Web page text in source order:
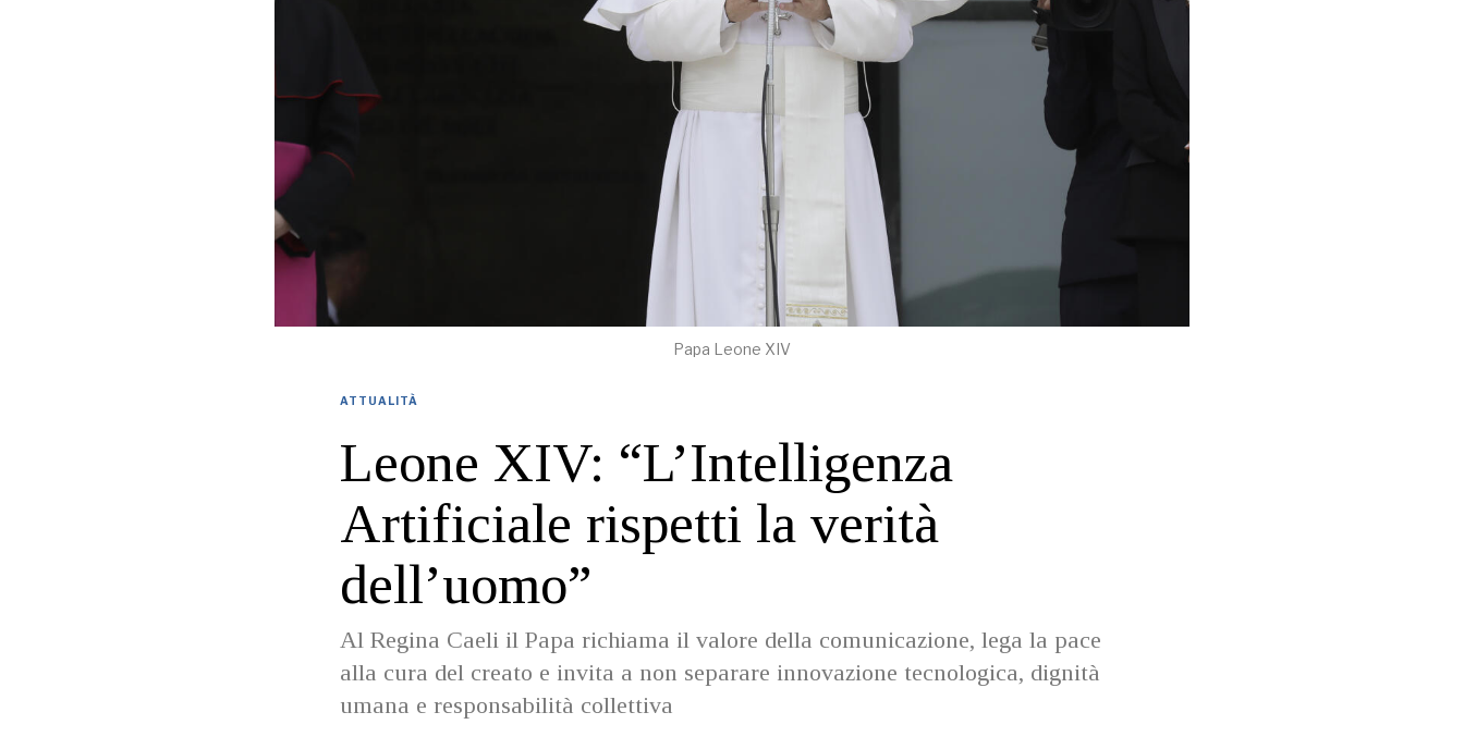
Papa Leone XIV
ATTUALITÀ
Leone XIV: “L’Intelligenza
Artificiale rispetti la verità
dell’uomo”
Al Regina Caeli il Papa richiama il valore della comunicazione, lega la pace
alla cura del creato e invita a non separare innovazione tecnologica, dignità
umana e responsabilità collettiva